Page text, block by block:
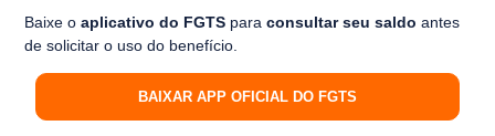
Baixe oaplicativo do FGTS paraconsultar seu saldo antes
de solicitar o uso do benefício.
BAIXAR APP OFICIAL DO FGTS